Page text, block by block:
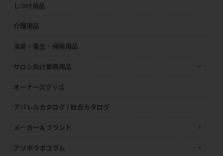
しつけ用品
介護用品
消臭・衛生・掃除用品
サロン向け業務用品
オーナーズグッズ
アパレルカタログ / 総合カタログ
メーカー＆ブランド
アソボラボコラム